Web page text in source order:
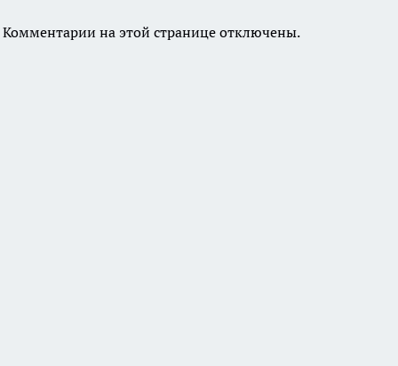
Комментарии на этой странице отключены.